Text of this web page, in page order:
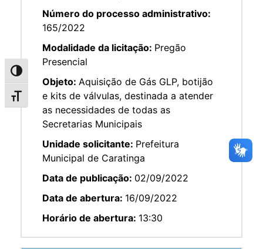
Alternar alto contraste
Alternar tamanho da fonte
Número do processo administrativo:
165/2022
Modalidade da licitação: Pregão
Presencial
Objeto: Aquisição de Gás GLP, botijão
e kits de válvulas, destinada a atender
as necessidades de todas as
Secretarias Municipais
Unidade solicitante: Prefeitura
Municipal de Caratinga
Data de publicação: 02/09/2022
Data de abertura: 16/09/2022
Horário de abertura: 13:30